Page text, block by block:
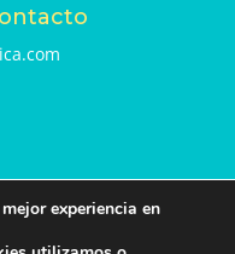
experiencia en